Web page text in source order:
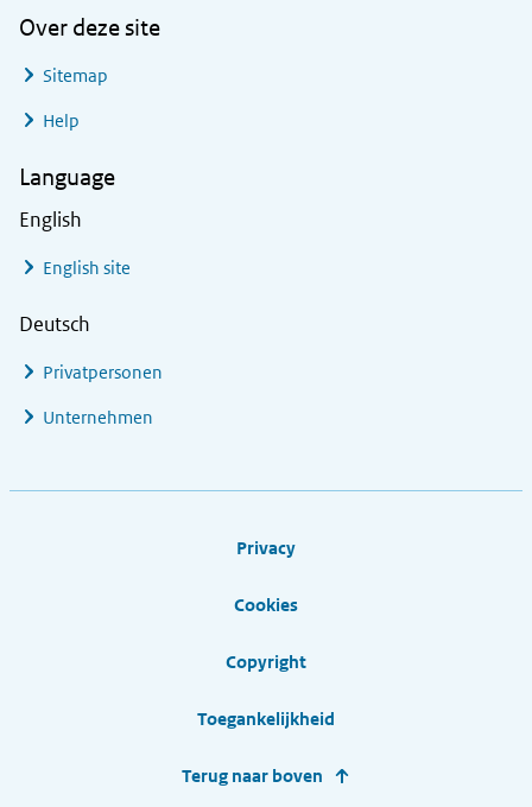
Over deze site
Sitemap
Help
Language
English
English site
Deutsch
Privatpersonen
Unternehmen
Privacy
Cookies
Copyright
Toegankelijkheid
Terug naar boven